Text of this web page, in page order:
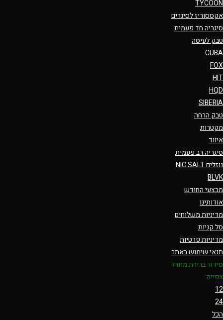
TYCOON
אקססוריז לסיגרים
סיגריה חד פעמית
טבק לעיסה
CUBA
FOX
HIT
HQD
SIBERIA
טבק הרחה
מקטרות
איווד
סיגריה רב פעמית
נוזלים NIC SALT
BLVK
מבצעי החודש
אודותינו
מדיניות משלוחים
סל קניות
מדיניות פרטיות
תנאי שימוש באתר
סידור ברירת מחדל
צפייה:
12
24
הכל